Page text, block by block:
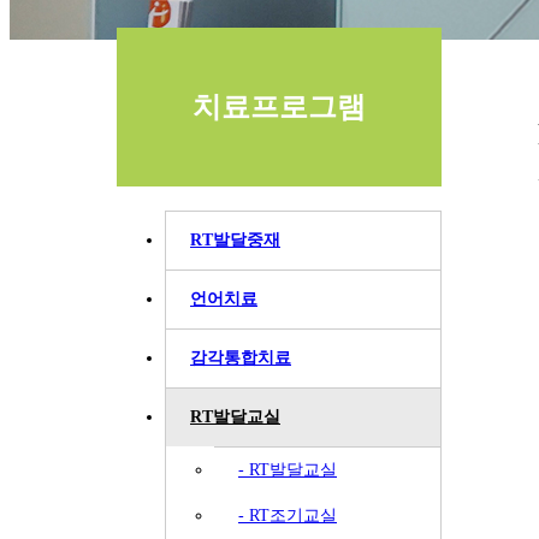
치료프로그램
RT발달중재
언어치료
감각통합치료
RT발달교실
RT발달교실
RT조기교실